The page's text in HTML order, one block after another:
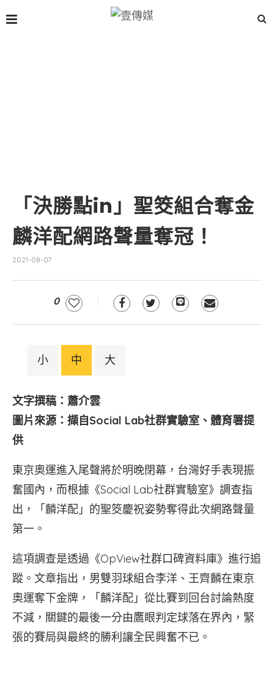
「決勝點in」聖筊組合奪金
麟洋配網路聲量奪冠！
2021-08-07
0
小 中 大
文字撰稿：蕭介雲
圖片來源：擷自Social Lab社群實驗室、體育署提
供
東京奧運進入尾聲將於明晚閉幕，台灣好手表現振
奮國內，而根據《Social Lab社群實驗室》調查指
出，「麟洋配」的聖筊慶祝姿勢奪得此次網路聲量
第一。
這項調查是透過《OpView社群口碑資料庫》進行追
蹤。文章指出，男雙羽球組合李洋、王齊麟在東京
奧運奪下金牌，「麟洋配」從比賽到回台討論熱度
不減，關鍵的最後一分由鷹眼判定球落在界內，緊
張的賽局與最終的勝利讓全民興奮不已。